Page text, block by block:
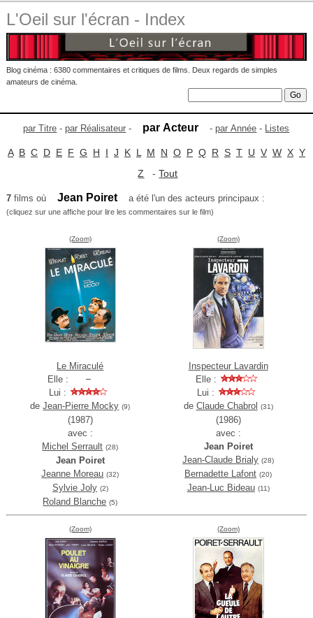
L'Oeil sur l'écran - Index
Blog cinéma : 6380 commentaires et critiques de films. Deux regards de simples
amateurs de cinéma.
par Titre -par Réalisateur - par Acteur -par Année - Listes
A B C D E F G H I J K L M N O P Q R S T U V W X Y
Z -Tout
7films où Jean Poiret a été l'un des acteurs principaux :
(cliquez sur une affiche pour lire les commentaires sur le film)
(Zoom)
Le Miraculé
Elle :
Lui :
deJean-Pierre Mocky (9)
(1987)
avec :
Michel Serrault (28)
Jean Poiret
Jeanne Moreau (32)
Sylvie Joly (2)
Roland Blanche (5)
(Zoom)
Inspecteur Lavardin
Elle :
Lui :
de Claude Chabrol (31)
(1986)
avec :
Jean Poiret
Jean-Claude Brialy (28)
Bernadette Lafont (20)
Jean-Luc Bideau (11)
(Zoom) (Zoom)